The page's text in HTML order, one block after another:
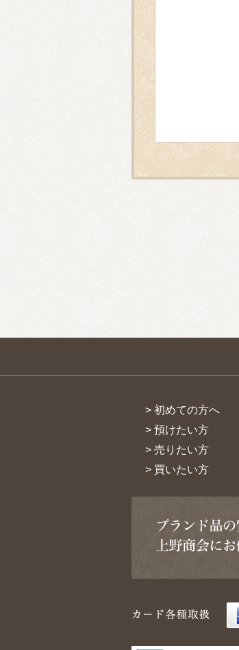
> 初めての方へ
> 預けたい方
> 売りたい方
> 買いたい方